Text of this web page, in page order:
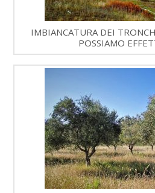
IMBIANCATURA DEI
POSSIAMO